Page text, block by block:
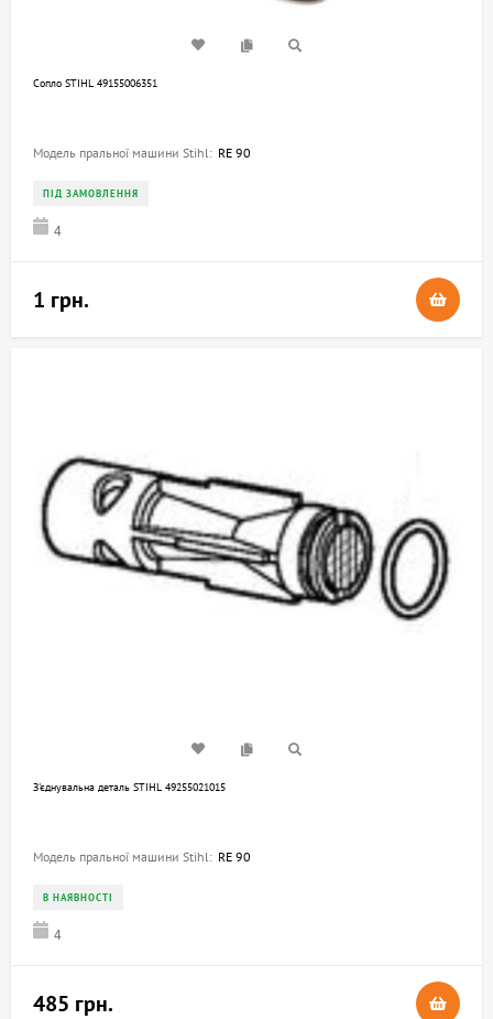
Сопло STIHL 49155006351
Модель пральної машини Stihl: RE 90
ПІД ЗАМОВЛЕННЯ
4
1 грн.
З'єднувальна деталь STIHL 49255021015
Модель пральної машини Stihl: RE 90
В НАЯВНОСТІ
4
485 грн.